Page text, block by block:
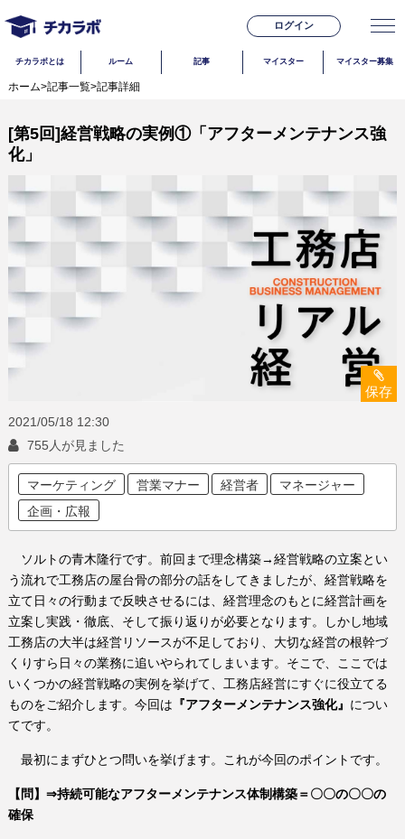
ログイン
チカラボとは ルーム 記事 マイスター マイスター募集
ホーム>記事一覧>記事詳細
[第5回]経営戦略の実例①「アフターメンテナンス強
化」
保存
2021/05/18 12:30
755人が見ました
マーケティング 営業マナー 経営者
マネージャー
企画・広報
ソルトの青木隆行です。前回まで理念構築→経営戦略の立案とい
う流れで工務店の屋台骨の部分の話をしてきましたが、 経営戦略を
立て日々の行動まで反映させるには、経営理念のもとに経営計画を
立案し実践・徹底、そして振り返りが必要となります。しかし地域
工務店の大半は経営リソースが不足しており、大切な経営の根幹づ
くりすら日々の業務に追いやられてしまいます。そこで、ここでは
いくつかの経営戦略の実例を挙げて、工務店経営にすぐに役立てる
ものをご紹介します。今回は 『アフターメンテナンス強化』 につい
てです。
最初にまずひとつ問いを挙げます。これが今回のポイントです。
【問】 ⇒持続可能なアフターメンテナンス体制構築＝〇〇の〇〇の
確保